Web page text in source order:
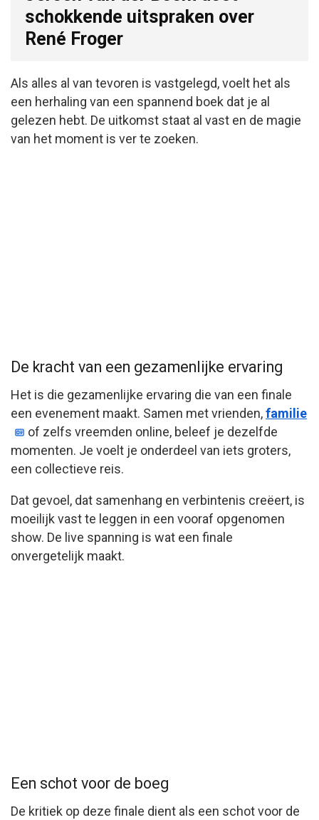
schokkende uitspraken over
René Froger
Als alles al van tevoren is vastgelegd, voelt het als
een herhaling van een spannend boek dat je al
gelezen hebt. De uitkomst staat al vast en de magie
van het moment is ver te zoeken.
De kracht van een gezamenlijke ervaring
Het is die gezamenlijke ervaring die van een finale
een evenement maakt. Samen met vrienden,familie
of zelfs vreemden online, beleef je dezelfde
momenten. Je voelt je onderdeel van iets groters,
een collectieve reis.
Dat gevoel, dat samenhang en verbintenis creëert, is
moeilijk vast te leggen in een vooraf opgenomen
show. De live spanning is wat een finale
onvergetelijk maakt.
Een schot voor de boeg
De kritiek op deze finale dient als een schot voor de